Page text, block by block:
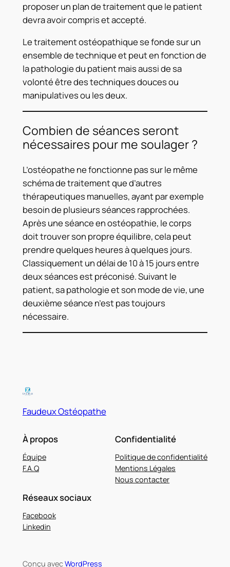
proposer un plan de traitement que le patient
devra avoir compris et accepté.
Le traitement ostéopathique se fonde sur un
ensemble de technique et peut en fonction de
la pathologie du patient mais aussi de sa
volonté être des techniques douces ou
manipulatives ou les deux.
Combien de séances seront
nécessaires pour me soulager ?
L’ostéopathe ne fonctionne pas sur le même
schéma de traitement que d’autres
thérapeutiques manuelles, ayant par exemple
besoin de plusieurs séances rapprochées.
Après une séance en ostéopathie, le corps
doit trouver son propre équilibre, cela peut
prendre quelques heures à quelques jours.
Classiquement un délai de 10 à 15 jours entre
deux séances est préconisé. Suivant le
patient, sa pathologie et son mode de vie, une
deuxième séance n’est pas toujours
nécessaire.
Faudeux Ostéopathe
À propos
Équipe
F.A.Q
Confidentialité
Politique de confidentialité
Mentions Légales
Nous contacter
Réseaux sociaux
Facebook
Linkedin
Conçu avecWordPress